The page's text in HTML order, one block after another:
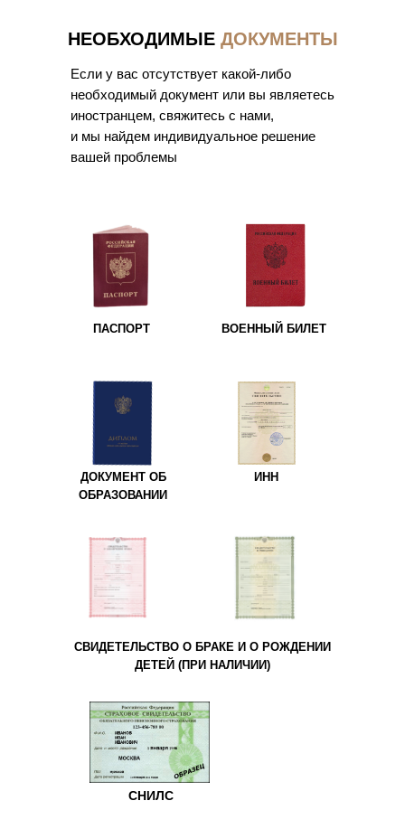
НЕОБХОДИМЫЕ ДОКУМЕНТЫ
Если у вас отсутствует какой-либо
необходимый документ или вы являетесь
иностранцем, свяжитесь с нами,
и мы найдем индивидуальное решение
вашей проблемы
ПАСПОРТ ВОЕННЫЙ БИЛЕТ
ИНН
СНИЛС
ДОКУМЕНТ ОБ
ОБРАЗОВАНИИ
СВИДЕТЕЛЬСТВО О БРАКЕ И О РОЖДЕНИИ
ДЕТЕЙ (ПРИ НАЛИЧИИ)